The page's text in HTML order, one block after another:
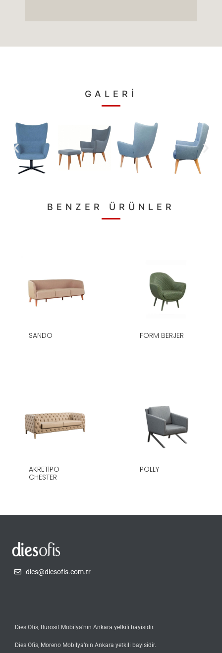
GALERİ
BENZER ÜRÜNLER
SANDO FORM BERJER
AKRETIPO
CHESTER
POLLY
dies@diesofis.com.tr
Dies Ofis, Burosit Mobilya’nın Ankara yetkili bayisidir.
Dies Ofis, Moreno Mobilya’nın Ankara yetkili bayisidir.